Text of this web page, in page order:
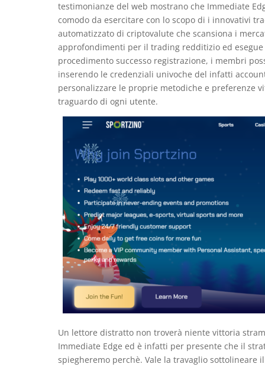
testimonianze del web mostrano che Immediate
comodo da esercitare con lo scopo di i innovativi
automatizzato di criptovalute che scansiona i
approfondimenti per il trading redditizio ed
procedimento successo registrazione, i membri
inserendo le credenziali univoche del infatti
personalizzare le proprie metodiche e preferenze
traguardo di ogni utente.
Un lettore distratto non troverà niente vittoria
Immediate Edge ed è infatti per presente che il
spiegheremo perchè. Vale la travaglio